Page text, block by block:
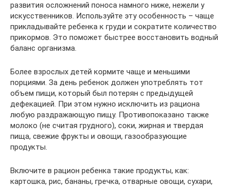
развития осложнений поноса намного ниже, нежели у
искусственников. Используйте эту особенность – чаще
прикладывайте ребенка к груди и сократите количество
прикормов. Это поможет быстрее восстановить водный
баланс организма.
Более взрослых детей кормите чаще и меньшими
порциями. За день ребенок должен употреблять тот
объем пищи, который был потерян с предыдущей
дефекацией. При этом нужно исключить из рациона
любую раздражающую пищу. Противопоказано также
молоко (не считая грудного), соки, жирная и твердая
пища, свежие фрукты и овощи, газообразующие
продукты.
Включите в рацион ребенка такие продукты, как:
картошка, рис, бананы, гречка, отварные овощи, сухари,